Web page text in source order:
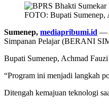
FOTO: Bupati Sumenep,
Sumenep, mediapribumi.id —
Simpanan Pelajar (BERANI
Bupati Sumenep, Achmad
“Program ini menjadi langkah
Ditengah kemajuan teknologi